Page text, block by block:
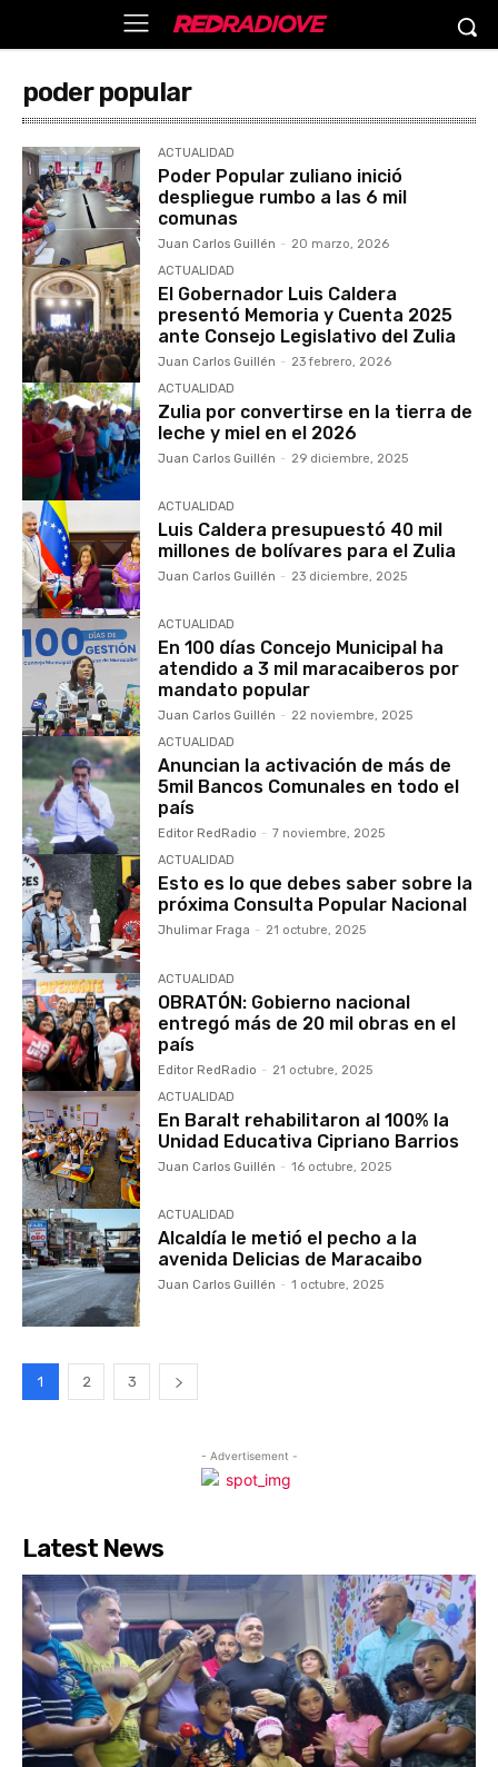
poder popular
ACTUALIDAD
Poder Popular zuliano inició
despliegue rumbo a las 6 mil
comunas
Juan Carlos Guillén - 20 marzo, 2026
ACTUALIDAD
El Gobernador Luis Caldera
presentó Memoria y Cuenta 2025
ante Consejo Legislativo del Zulia
Juan Carlos Guillén - 23 febrero, 2026
ACTUALIDAD
Zulia por convertirse en la tierra de
leche y miel en el 2026
Juan Carlos Guillén - 29 diciembre, 2025
ACTUALIDAD
Luis Caldera presupuestó 40 mil
millones de bolívares para el Zulia
Juan Carlos Guillén - 23 diciembre, 2025
ACTUALIDAD
En 100 días Concejo Municipal ha
atendido a 3 mil maracaiberos por
mandato popular
Juan Carlos Guillén - 22 noviembre, 2025
ACTUALIDAD
Anuncian la activación de más de
5mil Bancos Comunales en todo el
país
Editor RedRadio - 7 noviembre, 2025
ACTUALIDAD
Esto es lo que debes saber sobre la
próxima Consulta Popular Nacional
Jhulimar Fraga - 21 octubre, 2025
ACTUALIDAD
OBRATÓN: Gobierno nacional
entregó más de 20 mil obras en el
país
Editor RedRadio - 21 octubre, 2025
ACTUALIDAD
En Baralt rehabilitaron al 100% la
Unidad Educativa Cipriano Barrios
Juan Carlos Guillén - 16 octubre, 2025
ACTUALIDAD
Alcaldía le metió el pecho a la
avenida Delicias de Maracaibo
Juan Carlos Guillén - 1 octubre, 2025
1 2 3
- Advertisement -
Latest News